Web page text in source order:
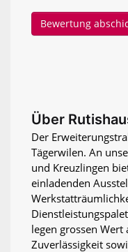
Über
Der
Tägerwilen. An
und Kreuzlingen
einladenden
legen grossen
Zuverlässigkeit